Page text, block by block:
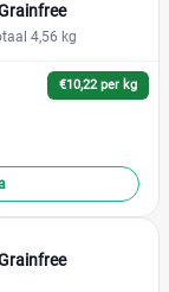
(1)
4,56 kg
€10,22 per kg